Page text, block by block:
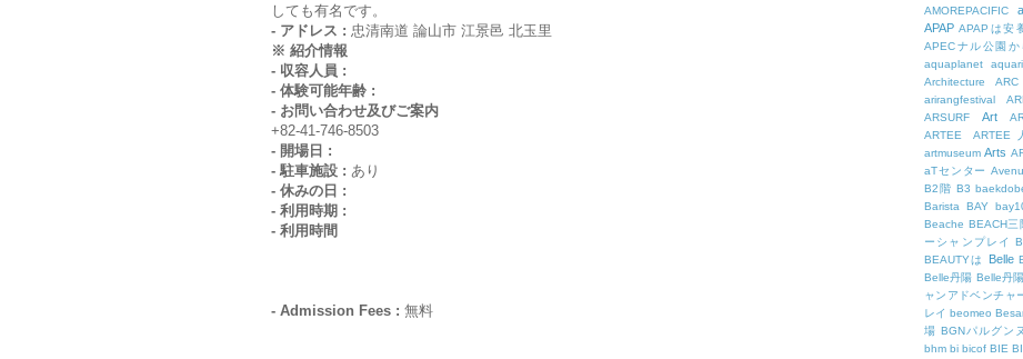
しても有名です。
- アドレス : 忠清南道 論山市 江景邑 北玉里
※ 紹介情報
- 収容人員 :
- 体験可能年齢 :
- お問い合わせ及びご案内
+82-41-746-8503
- 開場日 :
- 駐車施設 : あり
- 休みの日 :
- 利用時期 :
- 利用時間
- Admission Fees : 無料
AMOREPACIFIC
APAP APAPは安
APECナル公園か
aquaplanet
Architecture
arirangfestival
ARSURF
Art
ARTEE
artmuseum Arts
aTセンター
B2階 B3
Barista
BAY
Beache BEACH三
ーシャンプレイ
BEAUTYは
Belle
Belle丹陽 Belle丹
ャンアドベンチャ
レイ beomeo
場 BGNパルグン
bhm bi bicof BIE